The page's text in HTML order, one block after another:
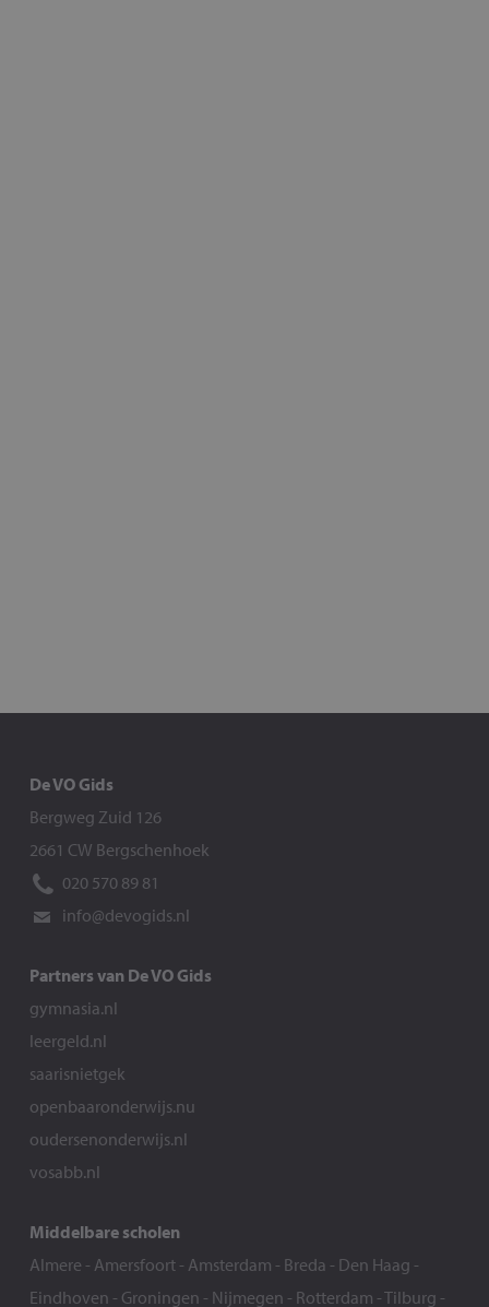
De VO Gids
Bergweg Zuid 126
2661 CW Bergschenhoek
020 570 89 81
info@devogids.nl
Partners van De VO Gids
gymnasia.nl
leergeld.nl
saarisnietgek
openbaaronderwijs.nu
oudersenonderwijs.nl
vosabb.nl
Middelbare scholen
Almere - Amersfoort- Amsterdam - Breda - Den Haag -
Eindhoven - Groningen - Nijmegen - Rotterdam -Tilburg -